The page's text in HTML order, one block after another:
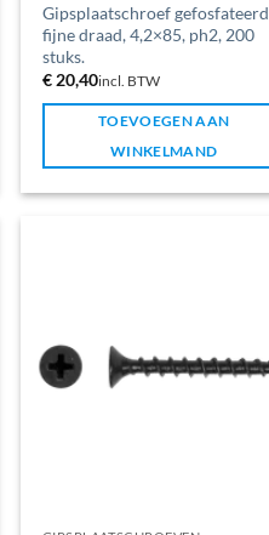
Gipsplaatschroef gefosfateerd
fijne draad, 4,2×85, ph2, 200
stuks.
€20,40incl. BTW
TOEVOEGEN AAN
WINKELMAND